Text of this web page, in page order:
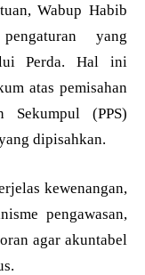
Wabup Habib
yang
Perda. Hal ini
atas pemisahan
Sekumpul (PPS)
dipisahkan.
kewenangan,
pengawasan,
agar akuntabel